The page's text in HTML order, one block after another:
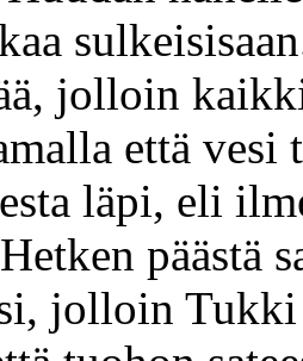
jolloin
että vesi
läpi, eli
päästä
jolloin